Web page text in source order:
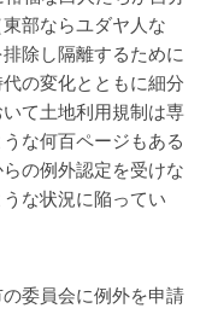
部ならユダヤ人な
除し隔離するために
の変化とともに細分
て土地利用規制は専
な何百ページもある
の例外認定を受けな
な状況に陥ってい
委員会に例外を申請